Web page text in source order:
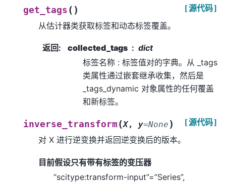
get_tags ( ) [源代码]
从估计器类获取标签和动态标签覆盖。
返回: collected_tags
dict
标签名称 : 标签值对的字典。从 _tags
类属性通过嵌套继承收集，然后是
_tags_dynamic 对象属性的任何覆盖
和新标签。
inverse_transform(X, y=None ) [源代码]
对 X 进行逆变换并返回逆变换后的版本。
目前假设只有带有标签的变压器
“scitype:transform-input”=”Series”,